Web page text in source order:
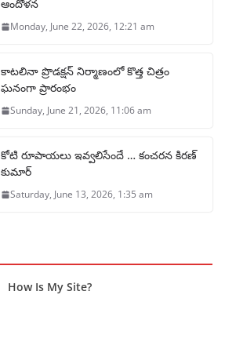
ఆందోళన
Monday, June 22, 2026, 12:21 am
కాటలినా ప్రొడక్షన్ నిర్మాణంలో కొత్త చిత్రం
ఘనంగా ప్రారంభం
Sunday, June 21, 2026, 11:06 am
కోటి రూపాయలు ఇవ్వలిసేందే … కంచరన కిరణ్
కుమార్
Saturday, June 13, 2026, 1:35 am
How Is My Site?